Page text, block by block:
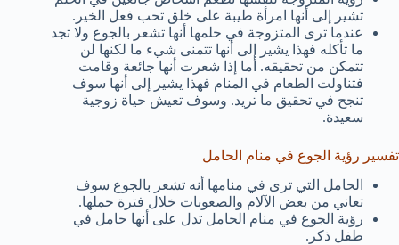
تشير إلى أنها امرأة طيبة على خلق تحب فعل الخير.
عندما ترى المتزوجة في حلمها أنها تشعر بالجوع ولا تجد
ما تأكله فهذا يشير إلى أنها تتمنى شيء ما لكنها لن
تتمكن من تحقيقه. أما إذا شعرت أنها جائعة وقامت
فتناولت الطعام في المنام فهذا يشير إلى أنها سوف
تنجح في تحقيق ما تريد. وسوف تعيش حياة زوجية
سعيدة.
تفسير رؤية الجوع في منام الحامل
الحامل التي ترى في منامها أنه تشعر بالجوع سوف
تعاني من بعض الآلام والصعوبات خلال فترة حملها.
رؤية الجوع في منام الحامل تدل على أنها حامل في
طفل ذكر.